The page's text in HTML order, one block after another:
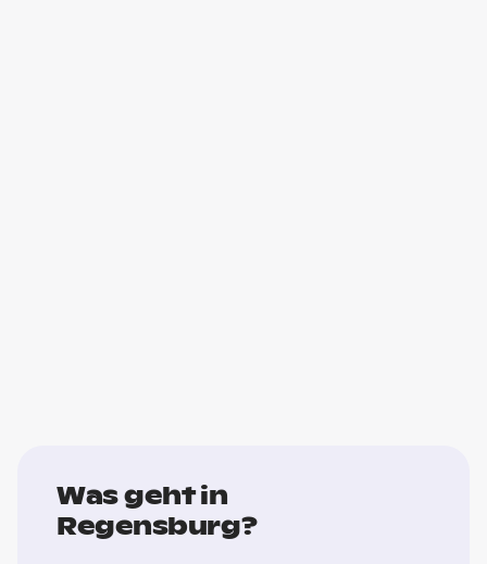
Was geht in
Regensburg?